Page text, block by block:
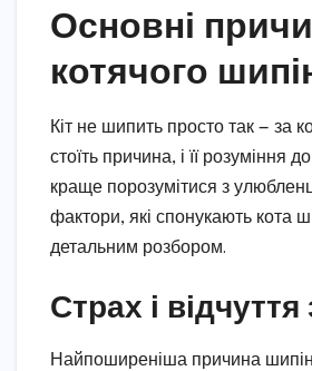
Основні
котячого
Кіт не шипить просто так — за
стоїть причина, і її розуміння
краще порозумітися з
фактори, які спонукають кота
детальним розбором.
Страх і відчуття
Найпоширеніша причина